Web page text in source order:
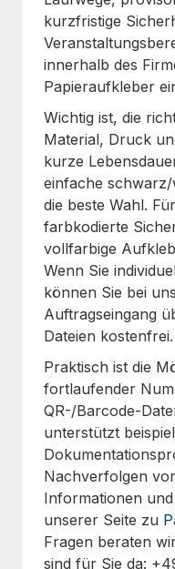
kurzfristige
innerhalb des
Papieraufkleber
Wichtig ist, die
Material, Druck
kurze
einfache
die beste Wahl.
farbkodierte
vollfarbige
Wenn Sie
können Sie bei
Auftragseingang
Dateien kostenfrei.
Praktisch ist die
fortlaufender
QR-/Barcode-
unterstützt
Nachverfolgen
Informationen
unserer Seite zu
Fragen beraten
sind für Sie da: